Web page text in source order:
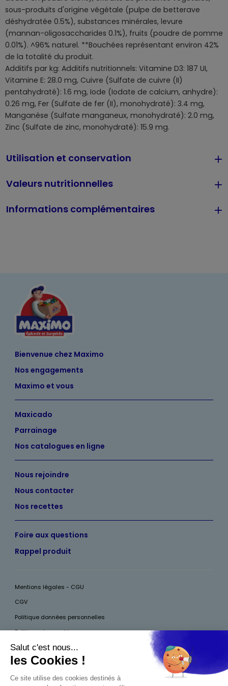
Utilisation et conservation
sous-produits d'origine végétale (pulpe de betterave
déshydratée 0.5%), substances minérales, levure
(mannan-oligosaccharides 0.1%), fruits (poudre de pomme
0.01%). ^96% naturel. **Bouchées représentant environ 42%
de la totalité du produit.
Additifs par kg: Additifs nutritionnels: Vitamine D3: 187 UI,
Vitamine E: 28.0 mg, Cuivre (Sulfate de cuivre (II)
pentahydraté): 1.6 mg, Iode (Iodate de calcium, anhydre):
0.26 mg, Fer (Sulfate de fer (II), monohydraté): 3.4 mg,
Manganèse (Sulfate manganeux, monohydraté): 2.0 mg,
Zinc (Sulfate de zinc, monohydraté): 15.9 mg.
Valeurs nutritionnelles
Informations complémentaires
Bienvenue chez Maximo
Nos engagements
Maximo et vous
Maxicado
Parrainage
Nos catalogues en ligne
Nous rejoindre
Nous contacter
Nos recettes
Foire aux questions
Rappel produit
Mentions légales - CGU
CGV
Politique données personnelles
Politique des cookies
Accessibilité
Pour votre santé, mangez au moins cinq fruits et légumes par jour, plus